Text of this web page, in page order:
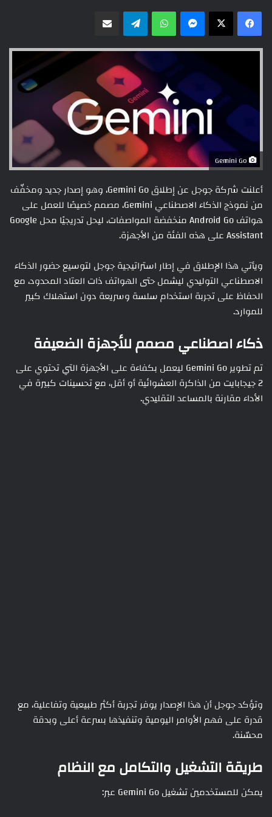
ماسنجر واتسابتيلقرام
أعلنت شركة جوجل عن إطلاق Gemini Go، وهو إصدار جديد ومخفّف
من نموذج الذكاء الاصطناعي Gemini، مصمم خصيصًا للعمل على
هواتف Android Go منخفضة المواصفات، ليحل تدريجيًا محل Google
Assistant على هذه الفئة من الأجهزة.
ويأتي هذا الإطلاق في إطار استراتيجية جوجل لتوسيع حضور الذكاء
الاصطناعي التوليدي ليشمل حتى الهواتف ذات العتاد المحدود، مع
الحفاظ على تجربة استخدام سلسة وسريعة دون استهلاك كبير
للموارد.
ذكاء اصطناعي مصمم للأجهزة الضعيفة
تم تطوير Gemini Go ليعمل بكفاءة على الأجهزة التي تحتوي على
2 جيجابايت من الذاكرة العشوائية أو أقل، مع تحسينات كبيرة في
الأداء مقارنة بالمساعد التقليدي.
وتؤكد جوجل أن هذا الإصدار يوفر تجربة أكثر طبيعية وتفاعلية، مع
قدرة على فهم الأوامر اليومية وتنفيذها بسرعة أعلى وبدقة
محسّنة.
طريقة التشغيل والتكامل مع النظام
يمكن للمستخدمين تشغيل Gemini Go عبر: